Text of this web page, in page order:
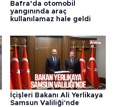
Bafra’da otomobil
yangınında araç
kullanılamaz hale geldi
İçişleri Bakanı Ali Yerlikaya
Samsun Valiliği'nde